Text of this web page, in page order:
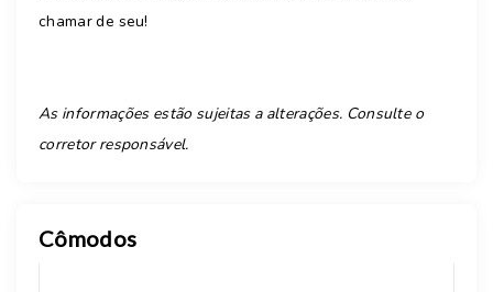
chamar de seu!
As informações estão sujeitas a alterações. Consulte o
corretor responsável.
Cômodos